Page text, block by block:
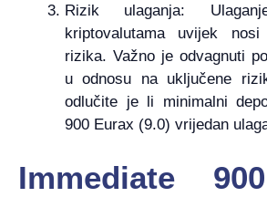
Rizik ulaganja:
kriptovalutama uvijek
rizika. Važno je odvagnuti
u odnosu na uključene
odlučite je li minimalni
900 Eurax (9.0) vrijedan
Immediate